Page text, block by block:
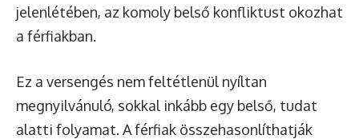
jelenlétében, az komoly belső konfliktust okozhat
a férfiakban.
Ez a versengés nem feltétlenül nyíltan
megnyilvánuló, sokkal inkább egy belső, tudat
alatti folyamat. A férfiak összehasonlíthatják